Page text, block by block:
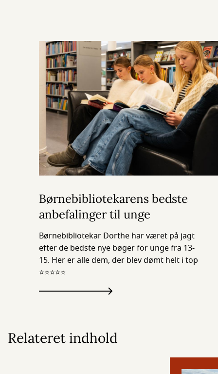
Børnebibliotekarens bedste
anbefalinger til unge
Børnebibliotekar Dorthe har været på jagt
efter de bedste nye bøger for unge fra 13-
15. Her er alle dem, der blev dømt helt i top
⭐⭐⭐⭐⭐
Relateret indhold